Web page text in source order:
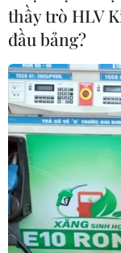
Google
đầu mới giữa
quyền số
03/08/2026 10:50
Giáo hoàng
Cơ bản mới của
03/08/2026 05:32
thầy trò HLV
đầu bảng?